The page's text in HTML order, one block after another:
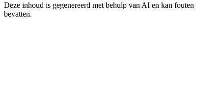
Deze inhoud is gegenereerd met behulp van AI en kan fouten
bevatten.